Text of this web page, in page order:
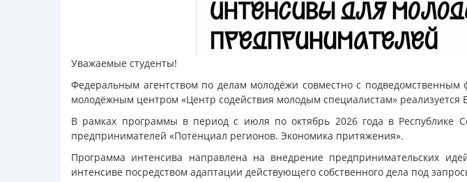
Уважаемые студенты!
Федеральным агентством по делам молодёжи совместно с
молодёжным центром «Центр содействия молодым специалистам»
В рамках программы в период с июля по октябрь 2026 года в Республике
предпринимателей «Потенциал регионов. Экономика притяжения».
Программа интенсива направлена на внедрение предпринимательских
интенсиве посредством адаптации действующего собственного дела под